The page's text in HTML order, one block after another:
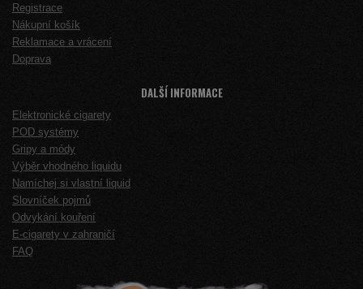
Registrace
Nákupní košík
Reklamace a vrácení
Doprava
DALŠÍ INFORMACE
Elektronické cigarety
POD systémy
Gripy a módy
Výběr vhodného liquidu
Namíchej si vlastní liquid
Slovníček pojmů
Odvykání kouření
E-cigarety v zahraničí
FAQ